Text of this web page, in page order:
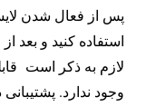
استفاده کنید و بعد
لازم به ذکر است
وجود ندارد.